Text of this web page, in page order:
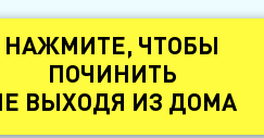
НАЖМИТЕ, ЧТОБЫ
ПОЧИНИТЬ
ВЫХОДЯ ИЗ ДОМА